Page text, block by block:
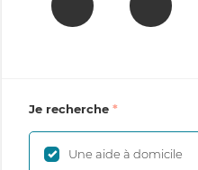
Je recherche
Une aide à domicile